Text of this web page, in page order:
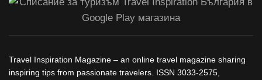
Travel Inspiration Magazine – an online travel magazine sharing
inspiring tips from passionate travelers. ISSN 3033-2575,